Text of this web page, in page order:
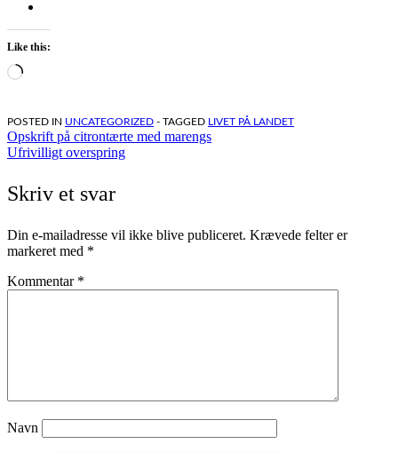
Like this:
Loading…
POSTED IN UNCATEGORIZED - TAGGED LIVET PÅ LANDET
Indlægsnavigation
Opskrift på citrontærte med marengs
Ufrivilligt overspring
Skriv et svar
Din e-mailadresse vil ikke blive publiceret. Krævede felter er
markeret med *
Kommentar *
Navn